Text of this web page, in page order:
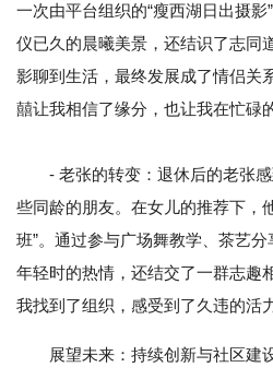
一次由平台组织的“瘦西湖日出摄
仪已久的晨曦美景，还结识了志同
影聊到生活，最终发展成了情侣关
囍让我相信了缘分，也让我在忙碌
- 老张的转变：退休后的老张感
些同龄的朋友。在女儿的推荐下，
班”。通过参与广场舞教学、茶艺
年轻时的热情，还结交了一群志趣
我找到了组织，感受到了久违的活
展望未来：持续创新与社区建